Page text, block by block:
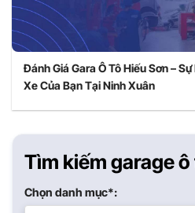
Đánh Giá Gara Ô Tô Hiếu Sơn –
Xe Của Bạn Tại Ninh Xuân
Tìm kiếm garage ô
Chọn danh mục*: